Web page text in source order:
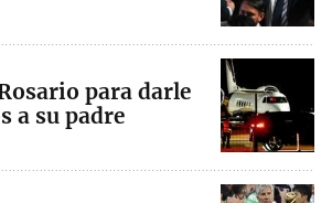
para darle
a su padre